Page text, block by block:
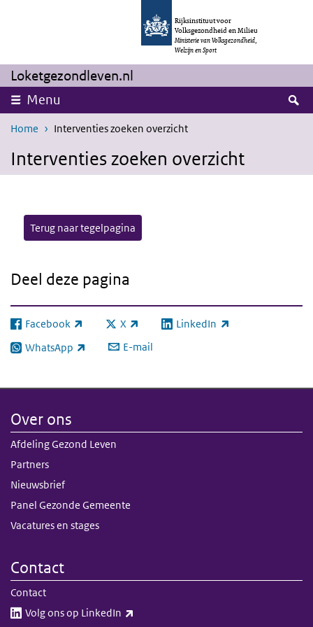
Overslaan en naar de inhoud gaan
Rijksinstituut voor
Volksgezondheid en Milieu
Ministerie van Volksgezondheid,
Welzijn en Sport
Loketgezondleven.nl
Menu
Home Interventies zoeken overzicht
Interventies zoeken overzicht
Terug naar tegelpagina
Deel deze pagina
Facebook
(externe link) X
(externe link) LinkedIn
(externe link)
WhatsApp
(externe link) E-mail
Over ons
Afdeling Gezond Leven
Partners
Nieuwsbrief
Panel Gezonde Gemeente
Vacatures en stages
Contact
Contact
Volg ons op LinkedIn​​